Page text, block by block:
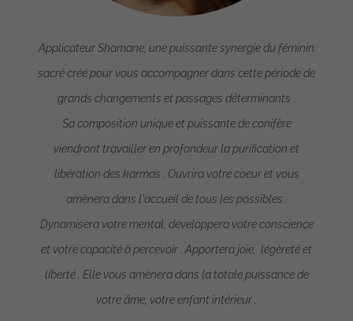
Applicateur Shamane, une puissante synergie du féminin
sacré créé pour vous accompagner dans cette période de
grands changements et passages déterminants .
Sa composition unique et puissante de conifère
viendront travailler en profondeur la purification et
libération des karmas . Ouvrira votre coeur et vous
amènera dans l'accueil de tous les possibles .
Dynamisera votre mental, développera votre conscience
et votre capacité à percevoir . Apportera joie, légèreté et
liberté . Elle vous amènera dans la totale puissance de
votre âme, votre enfant intérieur .